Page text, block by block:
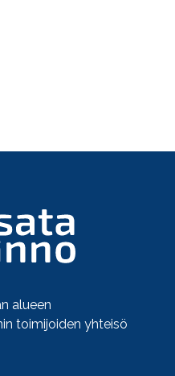
alueen
toimijoiden yhteisö